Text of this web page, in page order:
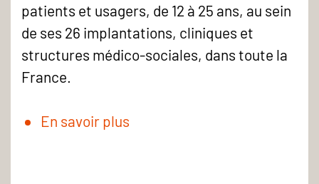
patients et usagers, de 12 à 25 ans, au sein
de ses 26 implantations, cliniques et
structures médico-sociales, dans toute la
France.
En savoir plus